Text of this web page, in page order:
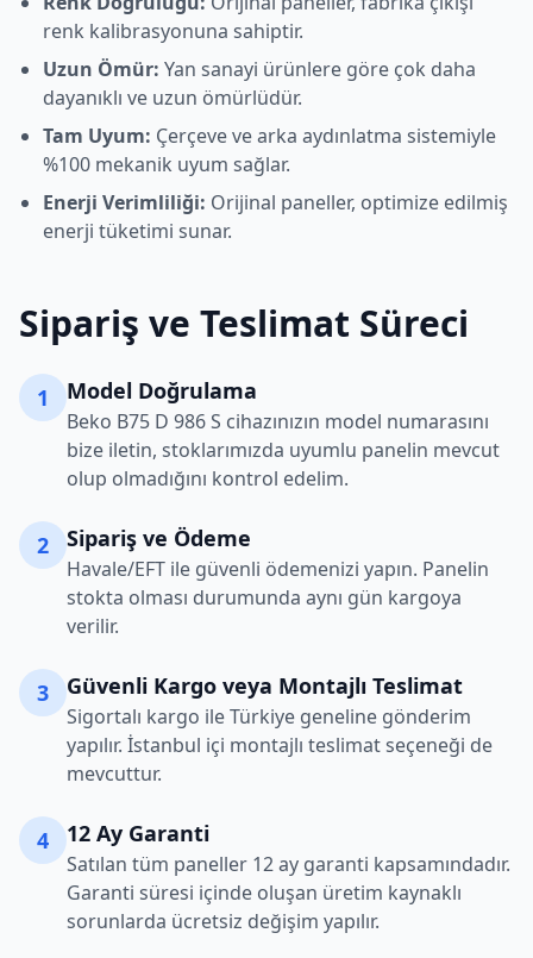
renk kalibrasyonuna sahiptir.
Uzun Ömür: Yan sanayi ürünlere göre çok daha
dayanıklı ve uzun ömürlüdür.
Tam Uyum: Çerçeve ve arka aydınlatma sistemiyle
%100 mekanik uyum sağlar.
Enerji Verimliliği: Orijinal paneller, optimize edilmiş
enerji tüketimi sunar.
Sipariş ve Teslimat Süreci
1 Model Doğrulama
Beko B75 D 986 S cihazınızın model numarasını
bize iletin, stoklarımızda uyumlu panelin mevcut
olup olmadığını kontrol edelim.
2 Sipariş ve Ödeme
Havale/EFT ile güvenli ödemenizi yapın. Panelin
stokta olması durumunda aynı gün kargoya
verilir.
3 Güvenli Kargo veya Montajlı Teslimat
Sigortalı kargo ile Türkiye geneline gönderim
yapılır. İstanbul içi montajlı teslimat seçeneği de
mevcuttur.
4 12 Ay Garanti
Satılan tüm paneller 12 ay garanti kapsamındadır.
Garanti süresi içinde oluşan üretim kaynaklı
sorunlarda ücretsiz değişim yapılır.